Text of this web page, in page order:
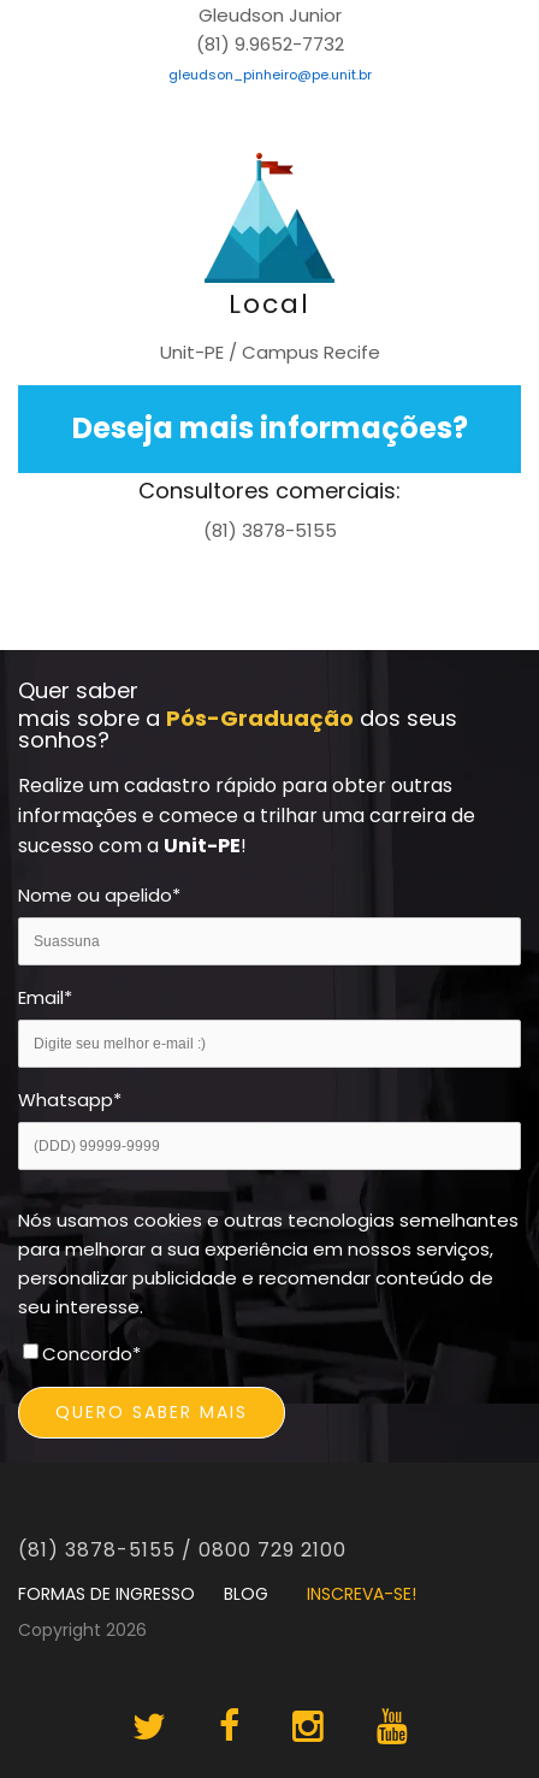
Gleudson Junior
(81) 9.9652-7732
gleudson_pinheiro@pe.unit.br
Local
Unit-PE / Campus Recife
Deseja mais informações?
Consultores comerciais:
(81) 3878-5155
Quer saber
mais sobre a Pós-Graduação dos seus
sonhos?
Realize um cadastro rápido para obter outras
informações e comece a trilhar uma carreira de
sucesso com a Unit-PE!
Nome ou apelido*
Email*
Whatsapp*
Nós usamos cookies e outras tecnologias semelhantes
para melhorar a sua experiência em nossos serviços,
personalizar publicidade e recomendar conteúdo de
seu interesse.
Concordo*
(81) 3878-5155 / 0800 729 2100
FORMAS DE INGRESSO BLOG
INSCREVA-SE!
Copyright 2026